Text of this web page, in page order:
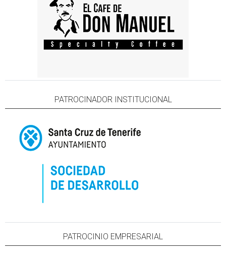
PATROCINADOR INSTITUCIONAL
PATROCINIO EMPRESARIAL